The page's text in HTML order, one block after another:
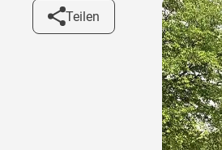
Teilen